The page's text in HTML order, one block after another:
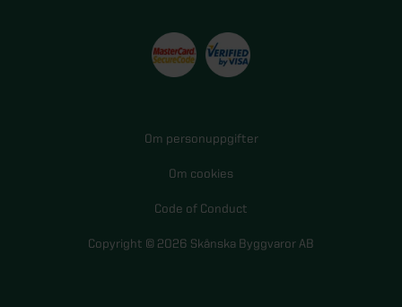
Om personuppgifter
Om cookies
Code of Conduct
Copyright © 2026 Skånska Byggvaror AB